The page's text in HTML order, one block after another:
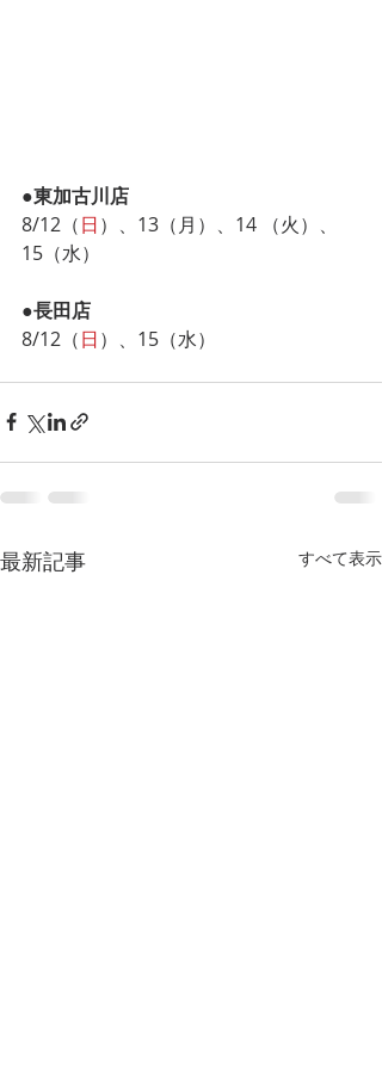
●東加古川店
8/12（日）、13（月）、14 （火）、
15（水）
●長田店
8/12（日）、15（水）
最新記事 すべて表示